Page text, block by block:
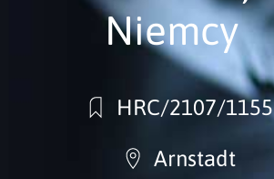
Niemcy
HRC/2107/1155
Arnstadt